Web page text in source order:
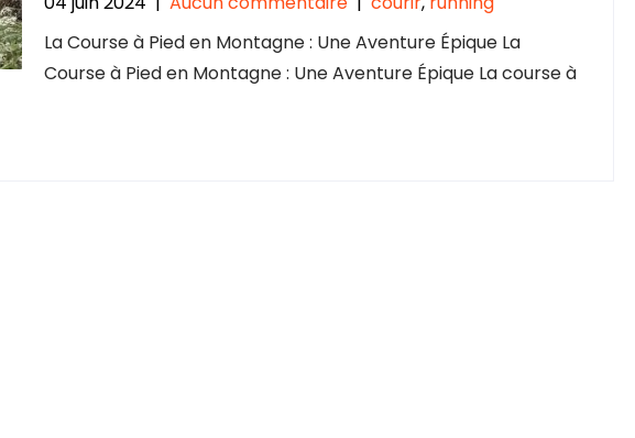
La Course à Pied en Montagne : Une Aventure Épique La
Course à Pied en Montagne : Une Aventure Épique La course à